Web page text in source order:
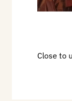
Close to